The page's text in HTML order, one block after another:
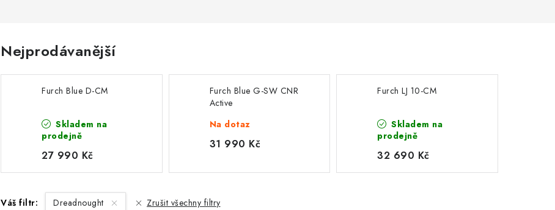
Nejprodávanější
Furch Blue D-CM
Skladem na
prodejně
27 990 Kč
Furch Blue G-SW CNR
Active
Na dotaz
31 990 Kč
Furch LJ 10-CM
Skladem na
prodejně
32 690 Kč
Váš filtr: Dreadnought Zrušit všechny filtry